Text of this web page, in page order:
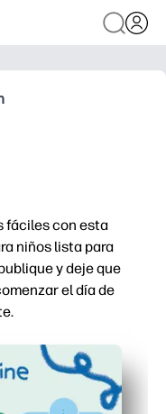
fáciles con esta
niños lista para
y deje que
el día de
puede imprimir en
para niños: perfectas
responsabilidad: a los